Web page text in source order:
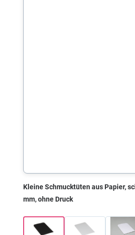
Kleine Schmucktüten aus Papier,
mm, ohne Druck